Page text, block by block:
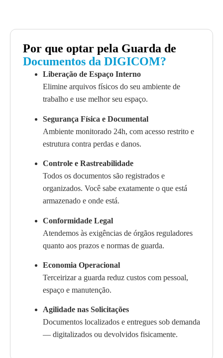
Por que optar pela Guarda de
Documentos da DIGICOM?
Liberação de Espaço Interno
Elimine arquivos físicos do seu ambiente de
trabalho e use melhor seu espaço.
Segurança Física e Documental
Ambiente monitorado 24h, com acesso restrito e
estrutura contra perdas e danos.
Controle e Rastreabilidade
Todos os documentos são registrados e
organizados. Você sabe exatamente o que está
armazenado e onde está.
Conformidade Legal
Atendemos às exigências de órgãos reguladores
quanto aos prazos e normas de guarda.
Economia Operacional
Terceirizar a guarda reduz custos com pessoal,
espaço e manutenção.
Agilidade nas Solicitações
Documentos localizados e entregues sob demanda
— digitalizados ou devolvidos fisicamente.